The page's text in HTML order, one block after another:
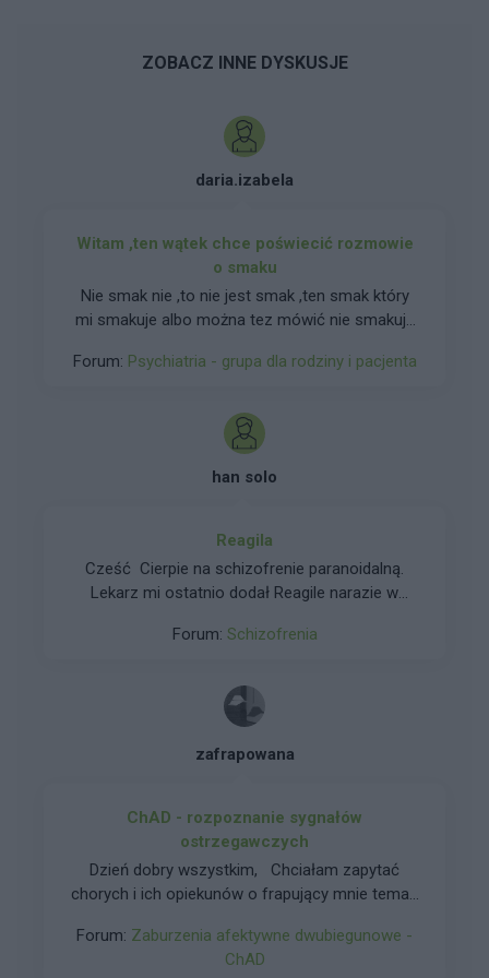
ZOBACZ INNE DYSKUSJE
daria.izabela
Witam ,ten wątek chce poświecić rozmowie
o smaku
Nie smak nie ,to nie jest smak ,ten smak który
mi smakuje albo można tez mówić nie smakuje
proszę napiszcie mi , co w dzieciństwie Wam
był dla trochę gorzki Nie smakowała mi też
woda , bo była za zimna A JAKIE SĄ WASZE
Forum: Psychiatria - grupa dla rodziny i pacjenta
han solo
Reagila
Cześć Cierpie na schizofrenie paranoidalną.
Lekarz mi ostatnio dodał Reagile narazie w
czuliscie po tym leku?
Forum: Schizofrenia
zafrapowana
ChAD - rozpoznanie sygnałów
ostrzegawczych
Dzień dobry wszystkim, Chciałam zapytać
chorych i ich opiekunów o frapujący mnie temat.
remisji do pierwszego okresu manii. Obserwuję
z dystansu trzeci epizod u koleżanki. Jestem z
Forum: Zaburzenia afektywne dwubiegunowe -
ChAD